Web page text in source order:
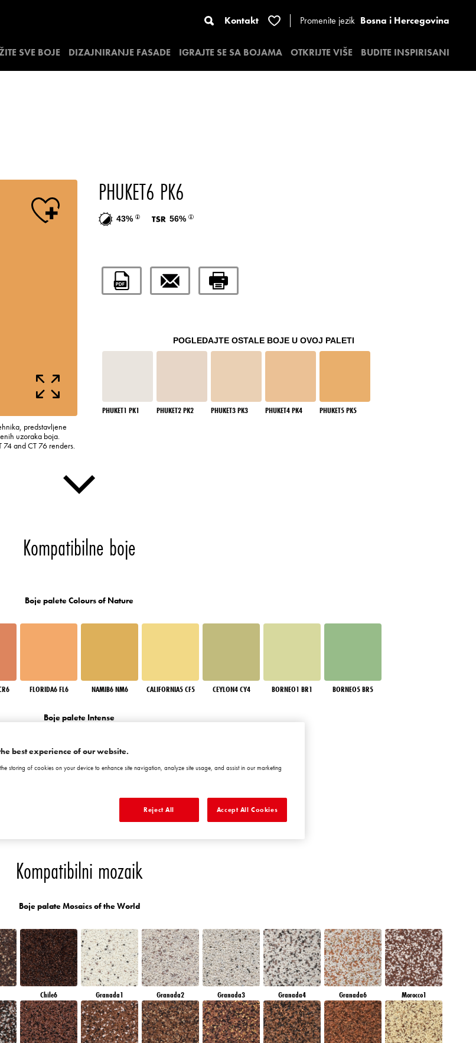
Kontakt Promenite jezik Bosna i Hercegovina
SVE BOJE DIZAJNIRANJE FASADE IGRAJTE SE SA BOJAMA OTKRIJTE VIŠE BUDITE INSPIRISANI
predstavljene
uzoraka boja.
74 and CT 76 renders.
PHUKET6 PK6
43% 56%
POGLEDAJTE OSTALE BOJE U OVOJ PALETI
PHUKET1 PK1 PHUKET2 PK2 PHUKET3 PK3 PHUKET4 PK4 PHUKET5 PK5
Kompatibilne boje
Boje palete Colours of Nature
FLORIDA6 FL6 NAMIB6 NM6 CALIFORNIA5 CF5 CEYLON4 CY4 BORNEO1 BR1 BORNEO5 BR5
Boje palete Intense
EMERALD PARK
DIAMOND
MORNING
Kompatibilni mozaik
Boje palate Mosaics of the World
Chile6 Granada1 Granada2 Granada3 Granada4 Granada6 Morocco1
best experience of our website.
storing of cookies on your device to enhance site navigation, analyze site usage, and assist in our marketing
Reject All Accept All Cookies